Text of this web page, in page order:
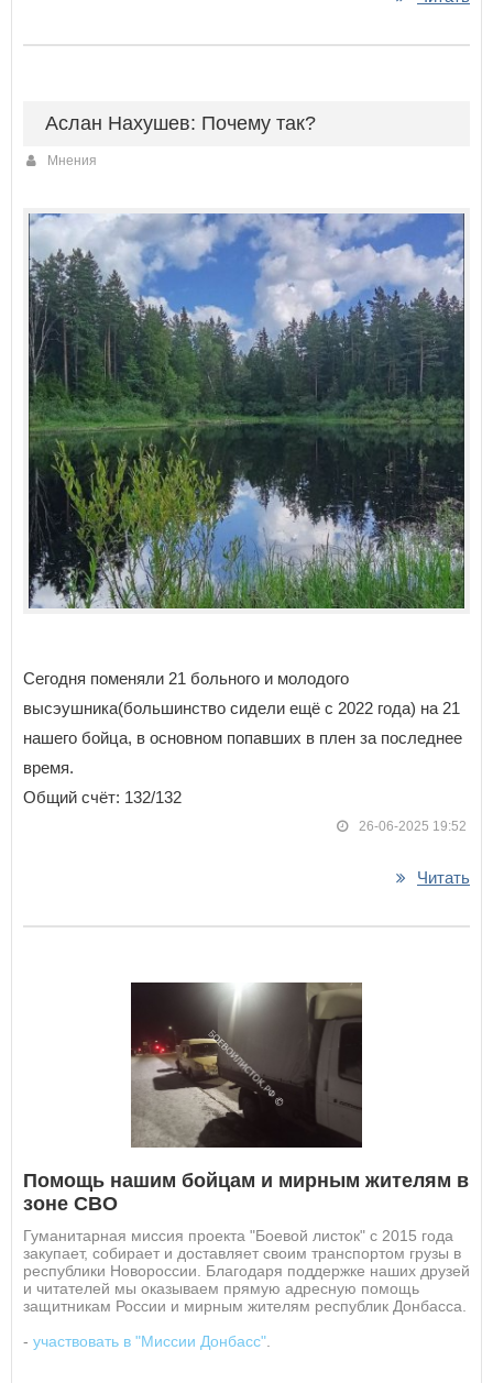
Аслан Нахушев: Почему так?
Мнения
Сегодня поменяли 21 больного и молодого
высэушника(большинство сидели ещё с 2022 года) на 21
нашего бойца, в основном попавших в плен за последнее
время.
Общий счёт: 132/132
26-06-2025 19:52
Читать
Помощь нашим бойцам и мирным жителям в
зоне СВО
Гуманитарная миссия проекта "Боевой листок" с 2015 года
закупает, собирает и доставляет своим транспортом грузы в
республики Новороссии. Благодаря поддержке наших друзей
и читателей мы оказываем прямую адресную помощь
защитникам России и мирным жителям республик Донбасса.
- участвовать в "Миссии Донбасс"